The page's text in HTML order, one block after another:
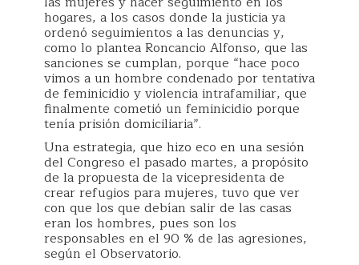
hogares, a los casos donde la justicia ya
ordenó seguimientos a las denuncias y,
como lo plantea Roncancio Alfonso, que las
sanciones se cumplan, porque “hace poco
vimos a un hombre condenado por tentativa
de feminicidio y violencia intrafamiliar, que
finalmente cometió un feminicidio porque
tenía prisión domiciliaria”.
Una estrategia, que hizo eco en una sesión
del Congreso el pasado martes, a propósito
de la propuesta de la vicepresidenta de
crear refugios para mujeres, tuvo que ver
con que los que debían salir de las casas
eran los hombres, pues son los
responsables en el 90 % de las agresiones,
según el Observatorio.